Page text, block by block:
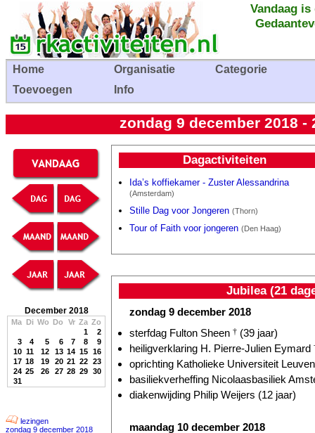
Vandaag
Home Organisatie
Categorie
Toevoegen
Info
zondag 9 december 2018
December 2018
Ma Di Wo Do Vr Za Zo
1
2
3
4 5 6 7 8
9
10 11 12 13 14 15 16
17 18 19 20 21 22 23
24 25 26 27 28 29 30
31
lezingen
zondag 9 december 2018
Dagactiviteiten
Ida’s koffiekamer - Zuster Alessandrina
(Amsterdam)
Stille Dag voor Jongeren (Thorn)
Tour of Faith voor jongeren (Den Haag)
Jubilea (21
zondag 9 december 2018
sterfdag Fulton Sheen † (39 jaar)
heiligverklaring H. Pierre-Julien Eymard
oprichting Katholieke Universiteit
basiliekverheffing Nicolaasbasiliek
diakenwijding Philip Weijers (12 jaar)
maandag 10 december 2018